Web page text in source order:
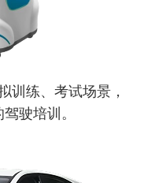
训练、考试场景，
驶培训。